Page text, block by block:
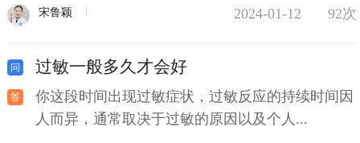
宋鲁颖 2024-01-12 92次
过敏一般多久才会好
你这段时间出现过敏症状，过敏反应的持续时间因
人而异，通常取决于过敏的原因以及个人...